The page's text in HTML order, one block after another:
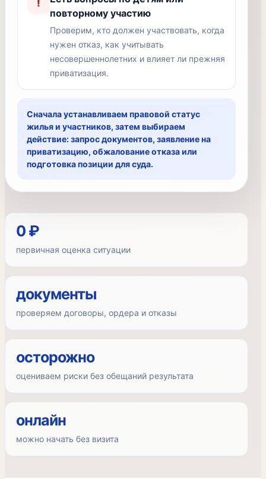
!
повторному участию
Проверим, кто должен участвовать, когда
нужен отказ, как учитывать
несовершеннолетних и влияет ли прежняя
приватизация.
Сначала устанавливаем правовой статус
жилья и участников, затем выбираем
действие: запрос документов, заявление на
приватизацию, обжалование отказа или
подготовка позиции для суда.
0 ₽
первичная оценка ситуации
документы
проверяем договоры, ордера и отказы
осторожно
оцениваем риски без обещаний результата
онлайн
можно начать без визита